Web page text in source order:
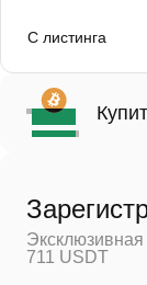
С листинга
711 USDT